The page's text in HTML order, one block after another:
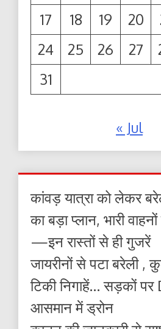
17
18 19 20
24
25 26 27
31
« Jul
कांवड़ यात्रा को लेकर
का बड़ा प्लान, भारी
—इन रास्तों से ही गुजरें
जायरीनों से पटा बरेली ,
टिकी निगाहें… सड़कों
आसमान में ड्रोन